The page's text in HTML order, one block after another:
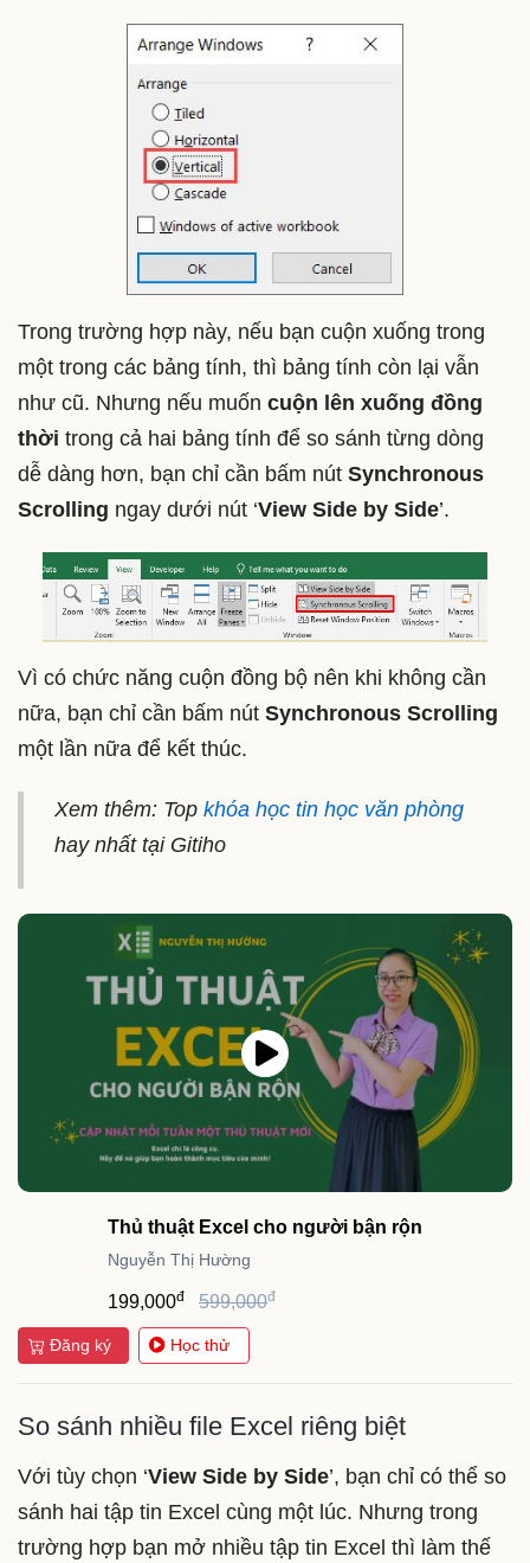
Trong trường hợp này, nếu bạn cuộn xuống trong
một trong các bảng tính, thì bảng tính còn lại vẫn
như cũ. Nhưng nếu muốn cuộn lên xuống đồng
thời trong cả hai bảng tính để so sánh từng dòng
dễ dàng hơn, bạn chỉ cần bấm nút Synchronous
Scrolling ngay dưới nút ‘View Side by Side’.
Vì có chức năng cuộn đồng bộ nên khi không cần
nữa, bạn chỉ cần bấm nút Synchronous Scrolling
một lần nữa để kết thúc.
Xem thêm: Top khóa học tin học văn phòng
hay nhất tại Gitiho
Thủ thuật Excel cho người bận rộn
Nguyễn Thị Hường
199,000đ 599,000đ
Đăng ký Học thử
So sánh nhiều file Excel riêng biệt
Với tùy chọn ‘View Side by Side’, bạn chỉ có thể so
sánh hai tập tin Excel cùng một lúc. Nhưng trong
trường hợp bạn mở nhiều tập tin Excel thì làm thế